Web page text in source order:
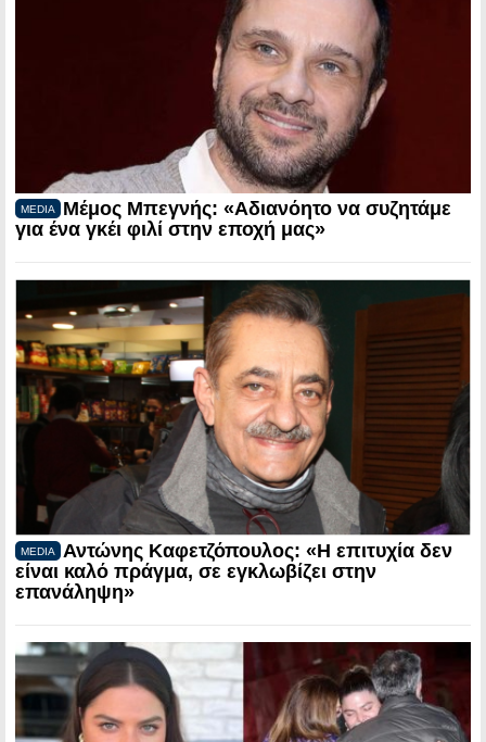
MEDIA
Μέμος Μπεγνής: «Αδιανόητο να συζητάμε
για ένα γκέι φιλί στην εποχή μας»
MEDIA
Αντώνης Καφετζόπουλος: «Η επιτυχία δεν
είναι καλό πράγμα, σε εγκλωβίζει στην
επανάληψη»